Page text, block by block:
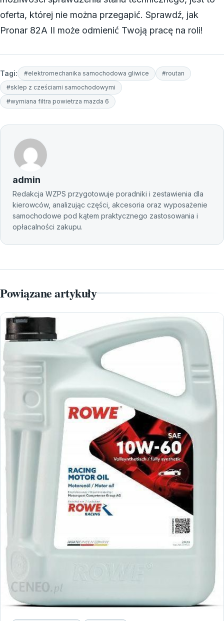
oferta, której nie można przegapić. Sprawdź, jak
Pronar 82A II może odmienić Twoją pracę na roli!
Tagi: #elektromechanika samochodowa gliwice
#routan
#sklep z cześciami samochodowymi
#wymiana filtra powietrza mazda 6
admin
Redakcja WZPS przygotowuje poradniki i zestawienia dla
kierowców, analizując części, akcesoria oraz wyposażenie
samochodowe pod kątem praktycznego zastosowania i
opłacalności zakupu.
Powiązane artykuły